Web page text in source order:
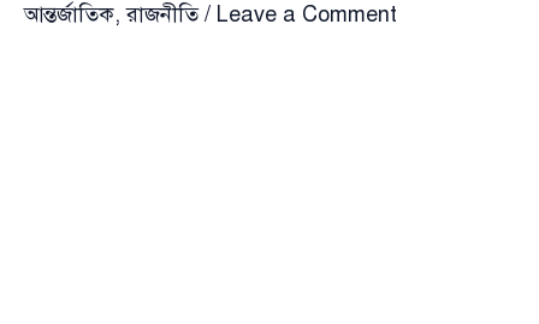
আন্তর্জাতিক,রাজনীতি/ Leave a Comment